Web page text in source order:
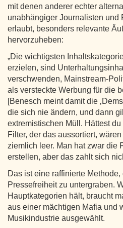
mit denen anderer echter
unabhängiger Journalisten und
erlaubt, besonders relevante
hervorzuheben:
„Die wichtigsten
erzielen, sind
verschwenden, Mainstream-
als versteckte Werbung für die
[Benesch meint damit die
die sich nie ändern, und dann
extremistischen Müll. Hättest
Filter, der das aussortiert,
ziemlich leer. Man hat zwar die
erstellen, aber das zahlt sich
Das ist eine raffinierte
Pressefreiheit zu untergraben.
Hauptkategorien hält, braucht
aus einer mächtigen Mafia und
Musikindustrie ausgewählt.